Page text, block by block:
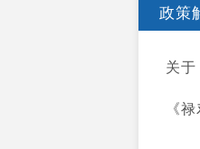
政策
关
《